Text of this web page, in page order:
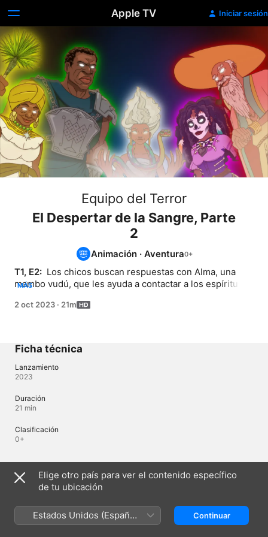
Apple TV Iniciar sesión
Equipo del Terror
El Despertar de la Sangre, Parte
2
Animación · Aventura
T1, E2: Los chicos buscan respuestas con Alma, una
mambo vudú, que les ayuda a contactar a los espíritus.
persigue a Missy.
MÁS
2 oct 2023 · 21m
Ficha técnica
Lanzamiento
2023
Duración
21 min
Clasificación
0+
Idiomas
Audio original
Audio
Elige otro país para ver el contenido específico
de tu ubicación
Estados Unidos (Español
México)
Continuar